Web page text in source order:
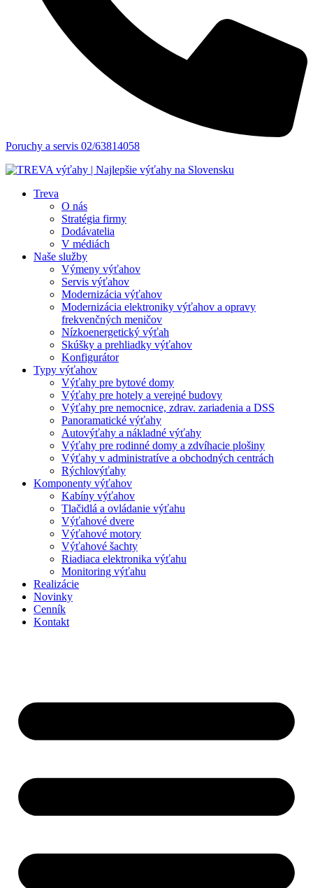
Poruchy a servis 02/63814058
Treva
O nás
Stratégia firmy
Dodávatelia
V médiách
Naše služby
Výmeny výťahov
Servis výťahov
Modernizácia výťahov
Modernizácia elektroniky výťahov a opravy
frekvenčných meničov
Nízkoenergetický výťah
Skúšky a prehliadky výťahov
Konfigurátor
Typy výťahov
Výťahy pre bytové domy
Výťahy pre hotely a verejné budovy
Výťahy pre nemocnice, zdrav. zariadenia a DSS
Panoramatické výťahy
Autovýťahy a nákladné výťahy
Výťahy pre rodinné domy a zdvíhacie plošiny
Výťahy v administratíve a obchodných centrách
Rýchlovýťahy
Komponenty výťahov
Kabíny výťahov
Tlačidlá a ovládanie výťahu
Výťahové dvere
Výťahové motory
Výťahové šachty
Riadiaca elektronika výťahu
Monitoring výťahu
Realizácie
Novinky
Cenník
Kontakt